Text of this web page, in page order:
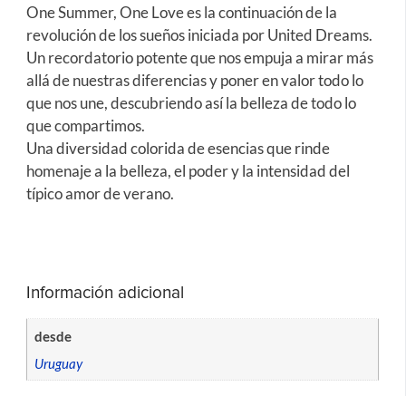
One Summer, One Love es la continuación de la
revolución de los sueños iniciada por United Dreams.
Un recordatorio potente que nos empuja a mirar más
allá de nuestras diferencias y poner en valor todo lo
que nos une, descubriendo así la belleza de todo lo
que compartimos.
Una diversidad colorida de esencias que rinde
homenaje a la belleza, el poder y la intensidad del
típico amor de verano.
Información adicional
desde
Uruguay